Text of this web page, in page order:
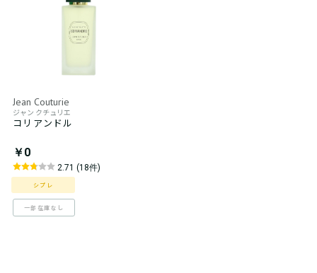
Jean Couturie
ジャン クチュリエ
コリアンドル
￥0
2.71 (18件)
シプレ
一部在庫なし